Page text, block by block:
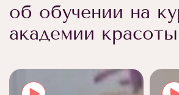
об обучении на
академии